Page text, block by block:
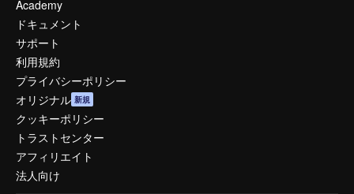
Academy
ドキュメント
サポート
利用規約
プライバシーポリシー
オリジナル 新規
クッキーポリシー
トラストセンター
アフィリエイト
法人向け